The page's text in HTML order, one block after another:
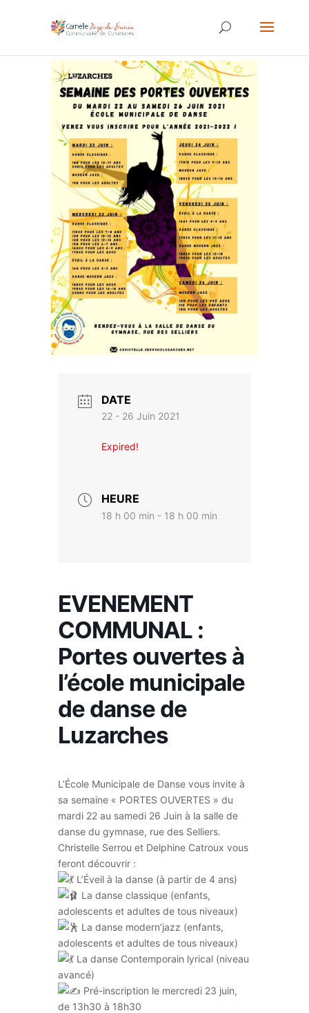
DATE
22 - 26 Juin 2021
Expired!
HEURE
18 h 00 min - 18 h 00 min
EVENEMENT
COMMUNAL :
Portes ouvertes à
l’école municipale
de danse de
Luzarches
L’École Municipale de Danse vous invite à
sa semaine « PORTES OUVERTES » du
mardi 22 au samedi 26 Juin à la salle de
danse du gymnase, rue des Selliers.
Christelle Serrou et Delphine Catroux vous
feront découvrir :
L’Éveil à la danse (à partir de 4 ans)
La danse classique (enfants,
adolescents et adultes de tous niveaux)
La danse modern’jazz (enfants,
adolescents et adultes de tous niveaux)
La danse Contemporain lyrical (niveau
avancé)
Pré-inscription le mercredi 23 juin,
de 13h30 à 18h30